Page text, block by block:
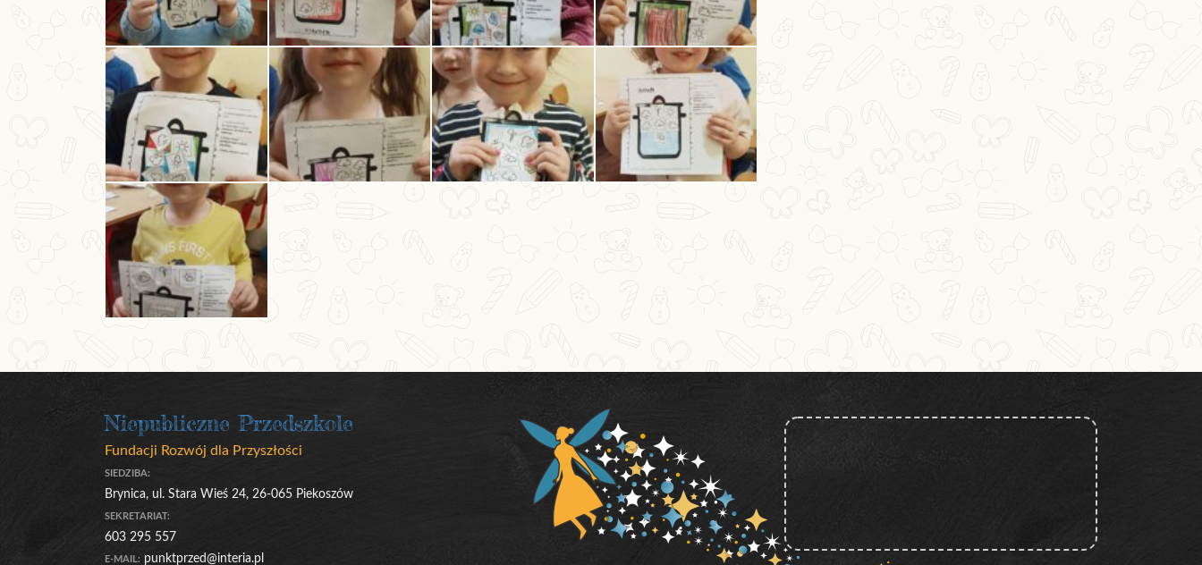
Niepubliczne Przedszkole
Fundacji Rozwój dla Przyszłości
SIEDZIBA:
Brynica, ul. Stara Wieś 24, 26-065 Piekoszów
SEKRETARIAT:
603 295 557
E-MAIL: punktprzed@interia.pl